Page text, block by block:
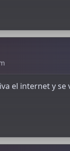
el internet y